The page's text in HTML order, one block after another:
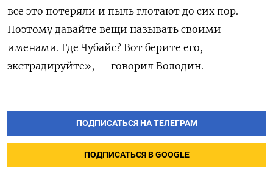
все это потеряли и пыль глотают до сих пор.
Поэтому давайте вещи называть своими
именами. Где Чубайс? Вот берите его,
экстрадируйте», — говорил Володин.
ПОДПИСАТЬСЯ НА ТЕЛЕГРАМ
ПОДПИСАТЬСЯ В GOOGLE